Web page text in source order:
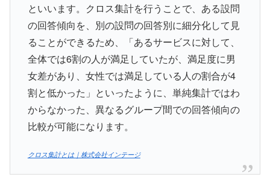
といいます。クロス集計を行うことで、ある設問
の回答傾向を、別の設問の回答別に細分化して見
ることができるため、「あるサービスに対して、
全体では6割の人が満足していたが、満足度に男
女差があり、女性では満足している人の割合が4
割と低かった」といったように、単純集計ではわ
からなかった、異なるグループ間での回答傾向の
比較が可能になります。
クロス集計とは｜株式会社インテージ